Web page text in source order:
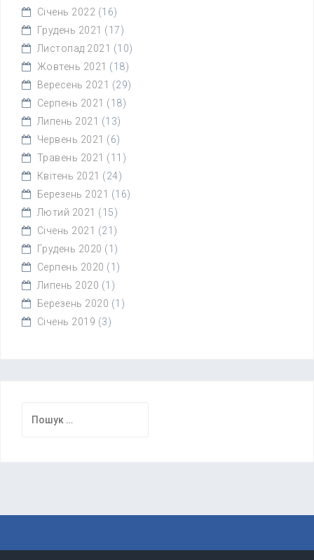
Січень 2022 (16)
Грудень 2021 (17)
Листопад 2021 (10)
Жовтень 2021 (18)
Вересень 2021 (29)
Серпень 2021 (18)
Липень 2021 (13)
Червень 2021 (6)
Травень 2021 (11)
Квітень 2021 (24)
Березень 2021 (16)
Лютий 2021 (15)
Січень 2021 (21)
Грудень 2020 (1)
Серпень 2020 (1)
Липень 2020 (1)
Березень 2020 (1)
Січень 2019 (3)